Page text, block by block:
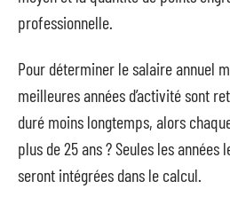
professionnelle.
Pour déterminer le salaire annuel
meilleures années d’activité sont
duré moins longtemps, alors
plus de 25 ans ? Seules les années
seront intégrées dans le calcul.